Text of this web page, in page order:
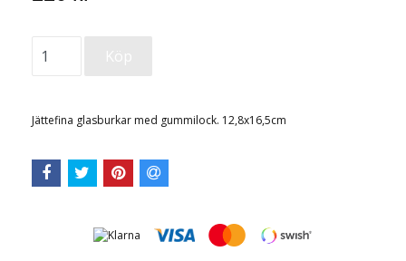
Jättefina glasburkar med gummilock. 12,8x16,5cm